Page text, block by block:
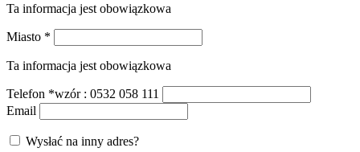
Ta informacja jest obowiązkowa
Miasto *
Ta informacja jest obowiązkowa
Telefon *wzór : 0532 058 111
Email
Wysłać na inny adres?